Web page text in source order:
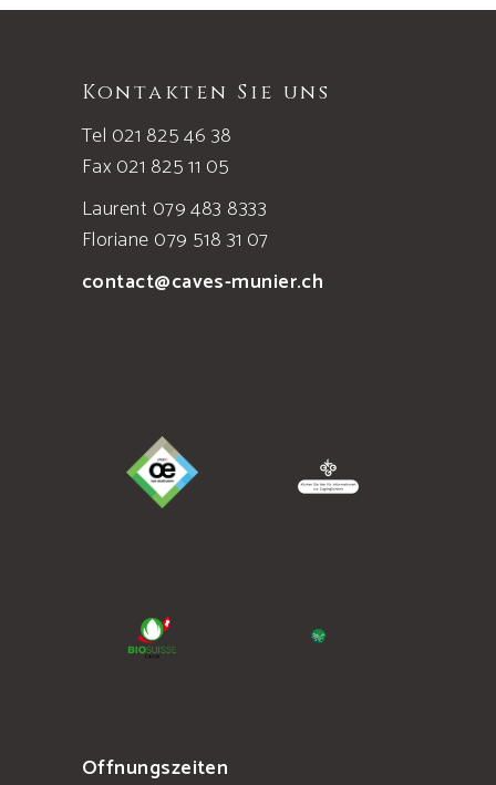
Kontakten Sie uns
Tel 021 825 46 38
Fax 021 825 11 05
Laurent 079 483 8333
Floriane 079 518 31 07
contact@caves-munier.ch
Offnungszeiten